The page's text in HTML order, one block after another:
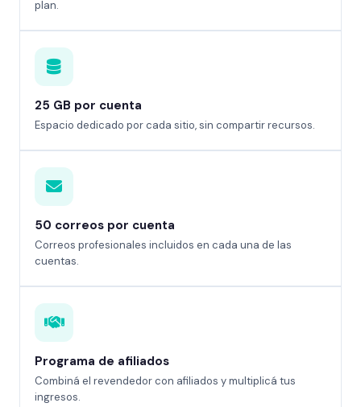
plan.
25 GB por cuenta
Espacio dedicado por cada sitio, sin compartir recursos.
50 correos por cuenta
Correos profesionales incluidos en cada una de las
cuentas.
Programa de afiliados
Combiná el revendedor con afiliados y multiplicá tus
ingresos.